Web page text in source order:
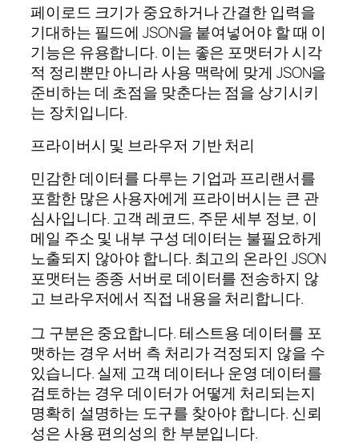
페이로드 크기가 중요하거나 간결한 입력을
기대하는 필드에 JSON을 붙여넣어야 할 때 이
기능은 유용합니다. 이는 좋은 포맷터가 시각
적 정리뿐만 아니라 사용 맥락에 맞게 JSON을
준비하는 데 초점을 맞춘다는 점을 상기시키
는 장치입니다.
프라이버시 및 브라우저 기반 처리
민감한 데이터를 다루는 기업과 프리랜서를
포함한 많은 사용자에게 프라이버시는 큰 관
심사입니다. 고객 레코드, 주문 세부 정보, 이
메일 주소 및 내부 구성 데이터는 불필요하게
노출되지 않아야 합니다. 최고의 온라인 JSON
포맷터는 종종 서버로 데이터를 전송하지 않
고 브라우저에서 직접 내용을 처리합니다.
그 구분은 중요합니다. 테스트용 데이터를 포
맷하는 경우 서버 측 처리가 걱정되지 않을 수
있습니다. 실제 고객 데이터나 운영 데이터를
검토하는 경우 데이터가 어떻게 처리되는지
명확히 설명하는 도구를 찾아야 합니다. 신뢰
성은 사용 편의성의 한 부분입니다.